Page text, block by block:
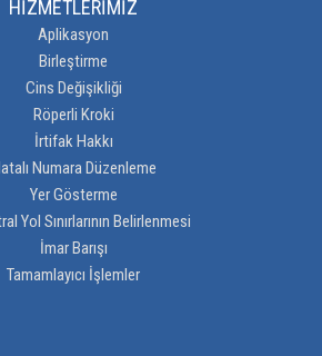
HİZMETLERİMİZ
Aplikasyon
Birleştirme
Cins Değişikliği
Röperli Kroki
İrtifak Hakkı
Numara Düzenleme
Yer Gösterme
Yol Sınırlarının Belirlenmesi
İmar Barışı
Tamamlayıcı İşlemler